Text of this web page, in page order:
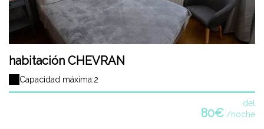
habitación CHEVRAN
Capacidad máxima:2
del
80€ /noche